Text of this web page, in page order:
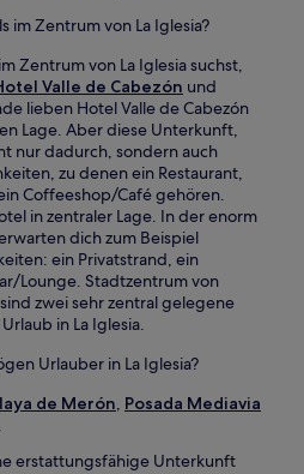
im Zentrum von La Iglesia?
Zentrum von La Iglesia suchst,
Valle de Cabezón und
lieben Hotel Valle de Cabezón
Lage. Aber diese Unterkunft,
nur dadurch, sondern auch
zu denen ein Restaurant,
Coffeeshop/Café gehören.
in zentraler Lage. In der enorm
dich zum Beispiel
ein Privatstrand, ein
Lounge. Stadtzentrum von
zwei sehr zentral gelegene
in La Iglesia.
Urlauber in La Iglesia?
de Merón, Posada Mediavia
.
erstattungsfähige Unterkunft